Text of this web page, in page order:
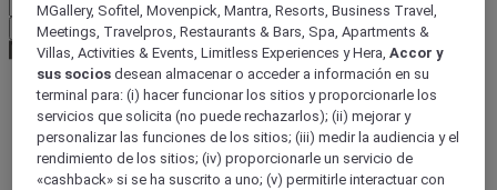
Confirmar mi moneda
World
Europe
France
MGallery, Sofitel, Movenpick, Mantra, Resorts, Business Travel,
Meetings, Travelpros, Restaurants & Bars, Spa, Apartments &
Villas, Activities & Events, Limitless Experiences y Hera,Accor y
sus socios desean almacenar o acceder a información en su
terminal para: (i) hacer funcionar los sitios y proporcionarle los
servicios que solicita (no puede rechazarlos); (ii) mejorar y
personalizar las funciones de los sitios; (iii) medir la audiencia y el
rendimiento de los sitios; (iv) proporcionarle un servicio de
«cashback» si se ha suscrito a uno; (v) permitirle interactuar con